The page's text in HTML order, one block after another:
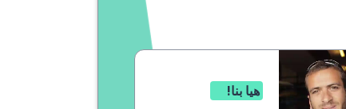
هيا بنا!